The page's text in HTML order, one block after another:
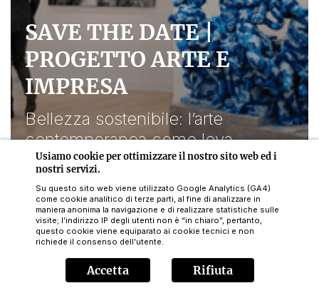
SAVE THE DATE |
PROGETTO ARTE E
IMPRESA
Bellezza sostenibile: l’arte
contemporanea come leva
economica e strategica per le
aziende
10 settembre 2026
Fabbrica del Vapore - Spazio Messina 2
Milano, Italia
Usiamo cookie per ottimizzare il nostro sito web ed i
nostri servizi.
Su questo sito web viene utilizzato Google Analytics (GA4)
come cookie analitico di terze parti, al fine di analizzare in
maniera anonima la navigazione e di realizzare statistiche sulle
visite; l’indirizzo IP degli utenti non è “in chiaro”, pertanto,
questo cookie viene equiparato ai cookie tecnici e non
richiede il consenso dell’utente.
Accetta Rifiuta